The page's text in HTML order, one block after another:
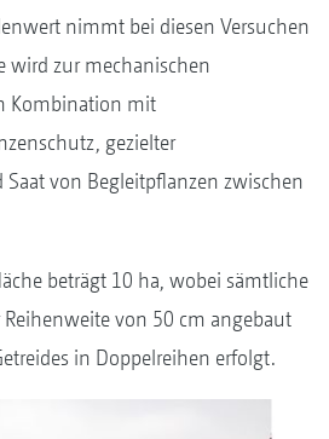
nimmt bei diesen Versuchen
wird zur mechanischen
Kombination mit
gezielter
von Begleitpflanzen zwischen
beträgt 10 ha, wobei sämtliche
von 50 cm angebaut
in Doppelreihen erfolgt.